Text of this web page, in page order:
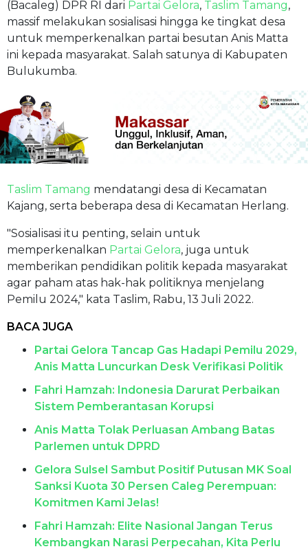
(Bacaleg) DPR RI dari Partai Gelora, Taslim Tamang,
massif melakukan sosialisasi hingga ke tingkat desa
untuk memperkenalkan partai besutan Anis Matta
ini kepada masyarakat. Salah satunya di Kabupaten
Bulukumba.
Taslim Tamang mendatangi desa di Kecamatan
Kajang, serta beberapa desa di Kecamatan Herlang.
"Sosialisasi itu penting, selain untuk
memperkenalkan Partai Gelora, juga untuk
memberikan pendidikan politik kepada masyarakat
agar paham atas hak-hak politiknya menjelang
Pemilu 2024," kata Taslim, Rabu, 13 Juli 2022.
BACA JUGA
Partai Gelora Tancap Gas Hadapi Pemilu 2029,
Anis Matta Luncurkan Desk Verifikasi Politik
Fahri Hamzah: Indonesia Darurat Perbaikan
Sistem Pemberantasan Korupsi
Anis Matta Tolak Perluasan Ambang Batas
Parlemen untuk DPRD
Gelora Sulsel Sambut Positif Putusan MK Soal
Sanksi Kuota 30 Persen Caleg Perempuan:
Komitmen Kami Jelas! ​
Fahri Hamzah: Elite Nasional Jangan Terus
Kembangkan Narasi Perpecahan, Kita Perlu